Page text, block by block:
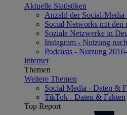
Aktuelle Statistiken
Anzahl der Social-
Social Networks mit den
Soziale Netzwerke in
Instagram - Nutzung
Podcasts - Nutzung
Internet
Themen
Weitere Themen
Social Media - Daten &
TikTok - Daten & Fakten
Top Report